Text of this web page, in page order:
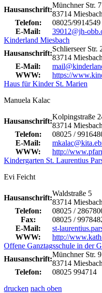
Hausanschrift:
Münchner Str. 7
83714 Miesbach
Telefon:
08025/9914549
E-Mail:
39012@jh-
Kinderland Miesbach
Hausanschrift:
Schlierseer Str.
83714 Miesbach
E-Mail:
WWW:
https://
Haus für Kinder St. Marien
Manuela Kalac
Hausanschrift:
Kolpingstraße
83714 Miesbach
Telefon:
08025 /
E-Mail:
WWW:
http://
Kindergarten St. Laurentius
Evi Feicht
Hausanschrift:
Waldstraße 5
83714 Miesbach
Telefon:
08025 /
Fax:
08025 /
E-Mail:
st-
WWW:
http://
Offene Ganztagsschule in der
Hausanschrift:
Münchner Str. 9
83714 Miesbach
Telefon:
08025 994714
drucken nach oben